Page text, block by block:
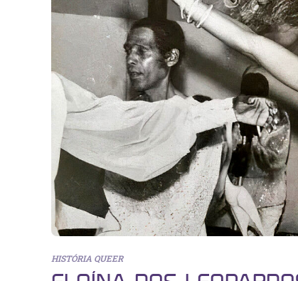
HISTÓRIA QUEER